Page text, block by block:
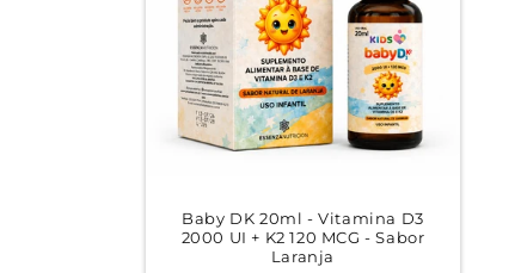
Baby DK 20ml - Vitamina D3
2000 UI + K2 120 MCG - Sabor
Laranja